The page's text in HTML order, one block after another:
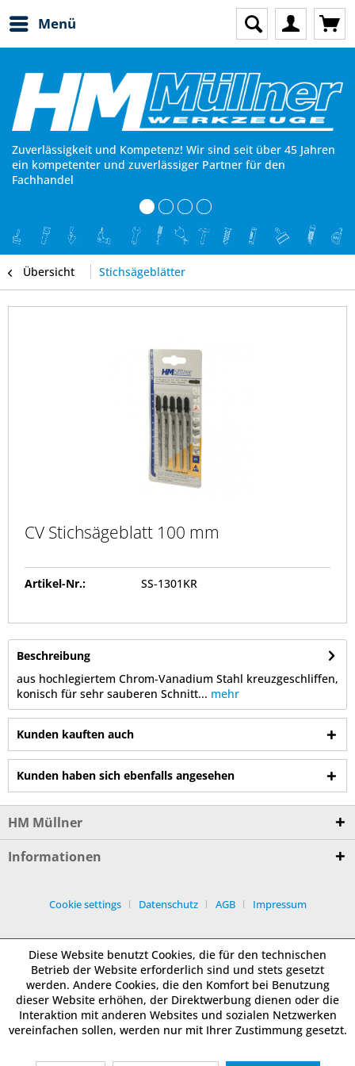
Menü
Zuverlässigkeit und Kompetenz! Wir sind seit über 45 Jahren
ein kompetenter und zuverlässiger Partner für den
Fachhandel
Übersicht Stichsägeblätter
CV Stichsägeblatt 100 mm
Artikel-Nr.: SS-1301KR
Beschreibung
aus hochlegiertem Chrom-Vanadium Stahl kreuzgeschliffen,
konisch für sehr sauberen Schnitt... mehr
Kunden kauften auch
Kunden haben sich ebenfalls angesehen
HM Müllner
Informationen
Cookie settings Datenschutz AGB Impressum
Diese Website benutzt Cookies, die für den technischen
Betrieb der Website erforderlich sind und stets gesetzt
werden. Andere Cookies, die den Komfort bei Benutzung
dieser Website erhöhen, der Direktwerbung dienen oder die
Interaktion mit anderen Websites und sozialen Netzwerken
vereinfachen sollen, werden nur mit Ihrer Zustimmung gesetzt.